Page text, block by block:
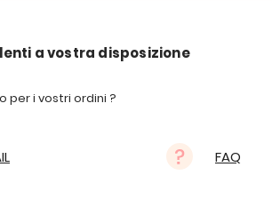
a vostra disposizione
per i vostri ordini ?
FAQ